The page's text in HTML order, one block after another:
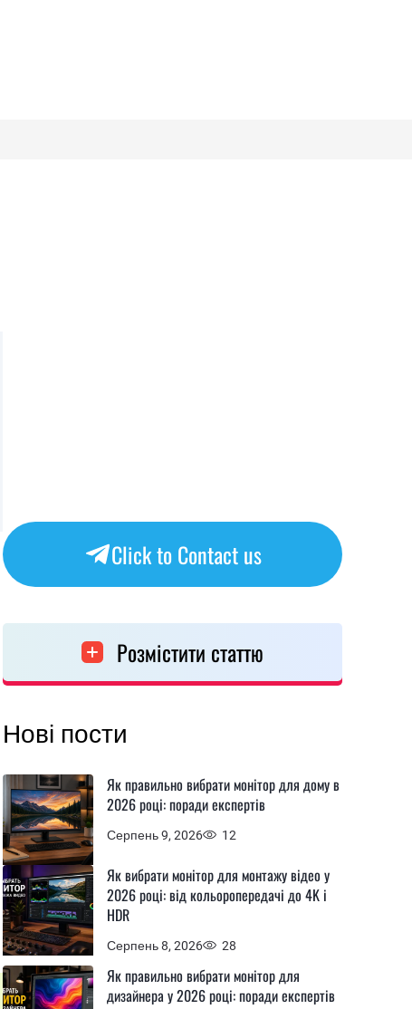
Click to Contact us
Розмістити статтю
Нові пости
Серпень 9, 2026 12
Як правильно вибрати монітор для дому в
2026 році: поради експертів
Серпень 8, 2026 28
Як вибрати монітор для монтажу відео у
2026 році: від кольоропередачі до 4K і
HDR
Як правильно вибрати монітор для
дизайнера у 2026 році: поради експертів